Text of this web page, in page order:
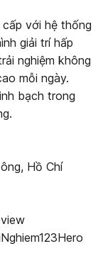
với hệ thống
giải trí hấp
nghiệm không
mỗi ngày.
bạch trong
Hồ Chí